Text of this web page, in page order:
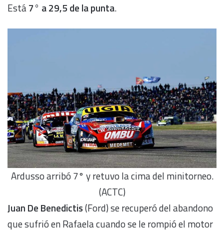
Está7° a 29,5 de la punta.
Ardusso arribó 7° y retuvo la cima del minitorneo.
(ACTC)
Juan De Benedictis(Ford) se recuperó del abandono
que sufrió en Rafaela cuando se le rompió el motor